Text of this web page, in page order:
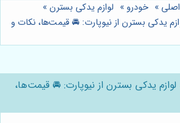
» خودرو » لوازم یدکی بسترن »
یدکی بسترن از نیوپارت: 🚘 قیمت‌ها، نکات و
یدکی بسترن از نیوپارت: 🚘 قیمت‌ها،